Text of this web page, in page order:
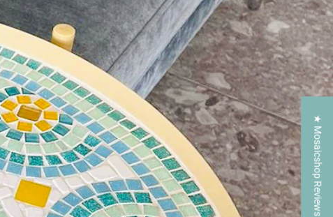
★ Mosaicshop Reviews